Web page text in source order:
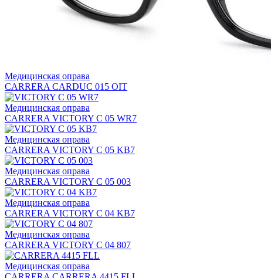
Медицинская оправа
CARRERA CARDUC 015 OIT
Медицинская оправа
CARRERA VICTORY C 05 WR7
Медицинская оправа
CARRERA VICTORY C 05 KB7
Медицинская оправа
CARRERA VICTORY C 05 003
Медицинская оправа
CARRERA VICTORY C 04 KB7
Медицинская оправа
CARRERA VICTORY C 04 807
Медицинская оправа